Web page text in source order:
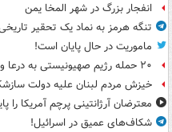
انفجار بزرگ در شهر المخا یمن
تنگه هرمز به نماد یک تحقیر
ماموریت در حال پایان است!
۲۰ حمله رژیم صهیونیستی به درعا و قنیطره در یک هفته
خیزش مردم لبنان علیه دولت
معترضان آرژانتینی پرچم آمریکا را
شکاف‌های عمیق در اسرائیل!